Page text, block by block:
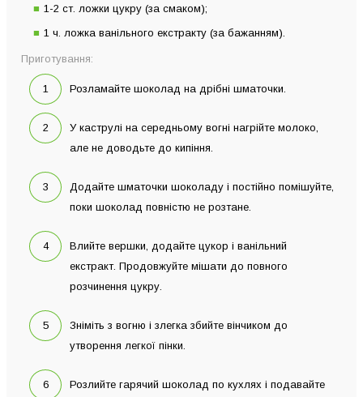
1-2 ст. ложки цукру (за смаком);
1 ч. ложка ванільного екстракту (за бажанням).
Приготування:
Розламайте шоколад на дрібні шматочки.
У каструлі на середньому вогні нагрійте молоко,
але не доводьте до кипіння.
Додайте шматочки шоколаду і постійно помішуйте,
поки шоколад повністю не розтане.
Влийте вершки, додайте цукор і ванільний
екстракт. Продовжуйте мішати до повного
розчинення цукру.
Зніміть з вогню і злегка збийте вінчиком до
утворення легкої пінки.
Розлийте гарячий шоколад по кухлях і подавайте